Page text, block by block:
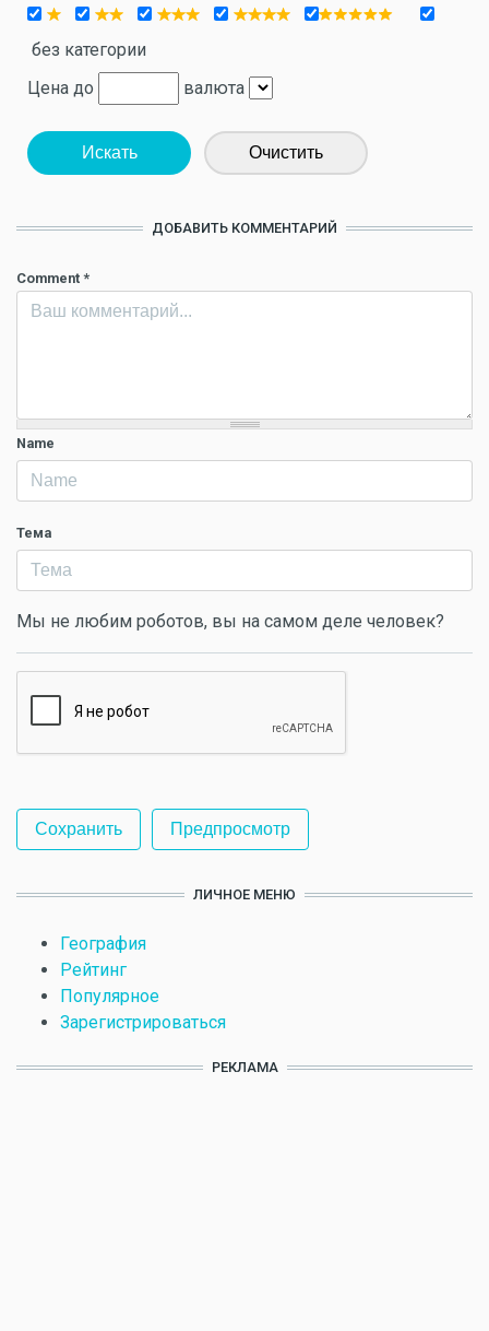
без категории
Цена до
валюта
Искать Очистить
ДОБАВИТЬ КОММЕНТАРИЙ
Comment *
Name
Тема
Мы не любим роботов, вы на самом деле человек?
ЛИЧНОЕ МЕНЮ
География
Рейтинг
Популярное
Зарегистрироваться
РЕКЛАМА